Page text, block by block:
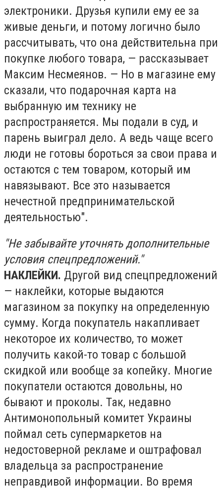
электроники. Друзья купили ему ее за
живые деньги, и потому логично было
рассчитывать, что она действительна при
покупке любого товара, — рассказывает
Максим Несмеянов. — Но в магазине ему
сказали, что подарочная карта на
выбранную им технику не
распространяется. Мы подали в суд, и
парень выиграл дело. А ведь чаще всего
люди не готовы бороться за свои права и
остаются с тем товаром, который им
навязывают. Все это называется
нечестной предпринимательской
деятельностью".
"Не забывайте уточнять дополнительные
условия спецпредложений."
НАКЛЕЙКИ. Другой вид спецпредложений
— наклейки, которые выдаются
магазином за покупку на определенную
сумму. Когда покупатель накапливает
некоторое их количество, то может
получить какой-то товар с большой
скидкой или вообще за копейку. Многие
покупатели остаются довольны, но
бывают и проколы. Так, недавно
Антимонопольный комитет Украины
поймал сеть супермаркетов на
недостоверной рекламе и оштрафовал
владельца за распространение
неправдивой информации. Во время